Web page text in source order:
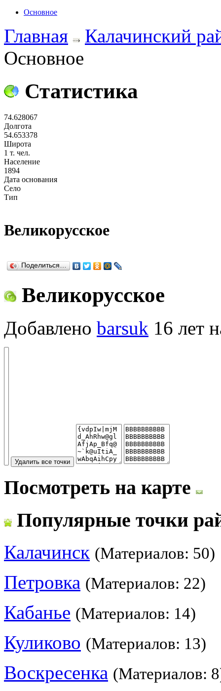
Основное
Главная
Калачинский
Основное
Статистика
74.628067
Долгота
54.653378
Широта
1 т. чел.
Население
1894
Дата основания
Село
Тип
Великорусское
Поделиться…
Великорусское
Добавлено barsuk 16 лет
Посмотреть на карте
Популярные точки
Калачинск (Материалов: 50)
Петровка (Материалов: 22)
Кабанье (Материалов: 14)
Куликово (Материалов: 13)
Воскресенка (Материалов: